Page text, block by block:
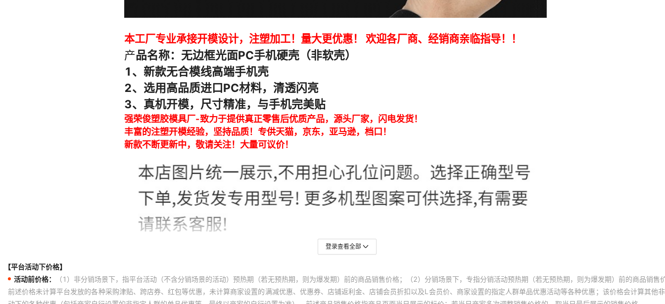
登录查看全部
【平台活动下价格】
活动前价格：
（1）非分销场景下，指平台活动（不含分销场景的活动）预热期（若无预热期，则为爆发期）前的商品销售价格；（2）分销场景下，专指分销活动预热期（若无预热期，则为爆发期）前的商品销售
前述价格未计算平台发放的各种采购津贴、跨店券、红包等优惠，未计算商家设置的满减优惠、优惠券、店铺返利金、店铺会员折扣以及L会员价、商家设置的指定人群单品优惠活动等各种优惠；该价格会计算其他